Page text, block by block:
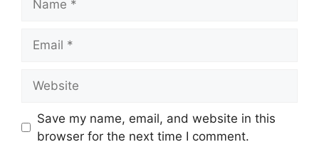
Save my name, email, and website in this
browser for the next time I comment.